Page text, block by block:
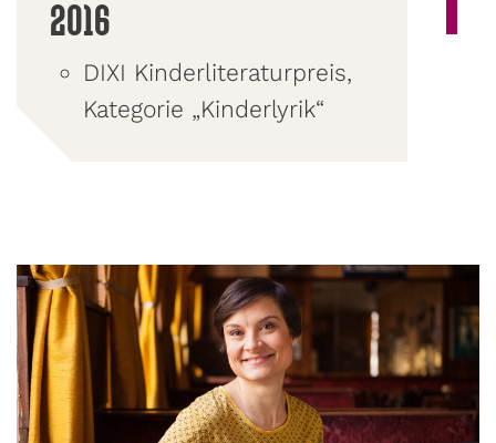
2016
DIXI Kinderliteraturpreis,
Kategorie „Kinderlyrik“